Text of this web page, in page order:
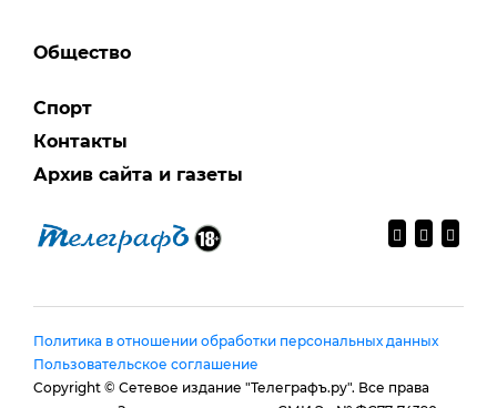
Общество
Спорт
Контакты
Архив сайта и газеты
Политика в отношении обработки персональных данных
Пользовательское соглашение
Copyright © Сетевое издание "Телеграфъ.ру". Все права